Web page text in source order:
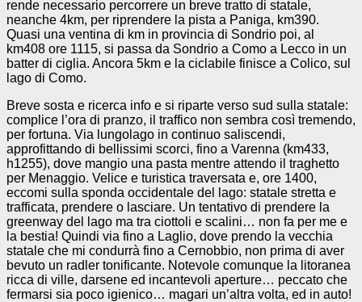
rende necessario percorrere un breve tratto di statale,
neanche 4km, per riprendere la pista a Paniga, km390.
Quasi una ventina di km in provincia di Sondrio poi, al
km408 ore 1115, si passa da Sondrio a Como a Lecco in un
batter di ciglia. Ancora 5km e la ciclabile finisce a Colico, sul
lago di Como.
Breve sosta e ricerca info e si riparte verso sud sulla statale:
complice l’ora di pranzo, il traffico non sembra così tremendo,
per fortuna. Via lungolago in continuo saliscendi,
approfittando di bellissimi scorci, fino a Varenna (km433,
h1255), dove mangio una pasta mentre attendo il traghetto
per Menaggio. Velice e turistica traversata e, ore 1400,
eccomi sulla sponda occidentale del lago: statale stretta e
trafficata, prendere o lasciare. Un tentativo di prendere la
greenway del lago ma tra ciottoli e scalini… non fa per me e
la bestia! Quindi via fino a Laglio, dove prendo la vecchia
statale che mi condurrà fino a Cernobbio, non prima di aver
bevuto un radler tonificante. Notevole comunque la litoranea
ricca di ville, darsene ed incantevoli aperture… peccato che
fermarsi sia poco igienico… magari un’altra volta, ed in auto!